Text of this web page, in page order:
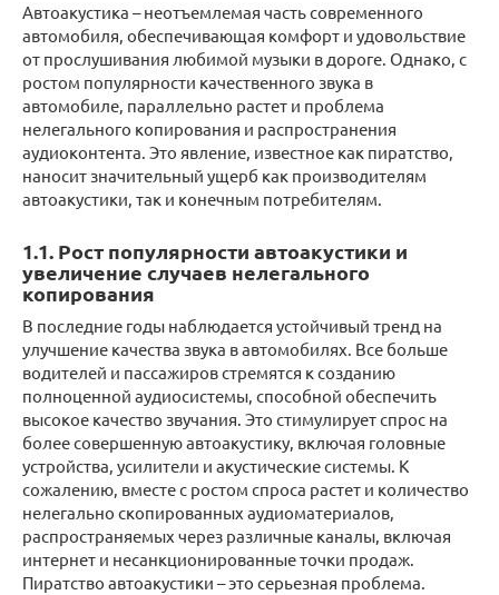
Автоакустика – неотъемлемая часть современного
автомобиля, обеспечивающая комфорт и удовольствие
от прослушивания любимой музыки в дороге. Однако, с
ростом популярности качественного звука в
автомобиле, параллельно растет и проблема
нелегального копирования и распространения
аудиоконтента. Это явление, известное как пиратство,
наносит значительный ущерб как производителям
автоакустики, так и конечным потребителям.
1.1. Рост популярности автоакустики и
увеличение случаев нелегального
копирования
В последние годы наблюдается устойчивый тренд на
улучшение качества звука в автомобилях. Все больше
водителей и пассажиров стремятся к созданию
полноценной аудиосистемы, способной обеспечить
высокое качество звучания. Это стимулирует спрос на
более совершенную автоакустику, включая головные
устройства, усилители и акустические системы. К
сожалению, вместе с ростом спроса растет и количество
нелегально скопированных аудиоматериалов,
распространяемых через различные каналы, включая
интернет и несанкционированные точки продаж.
Пиратство автоакустики – это серьезная проблема.